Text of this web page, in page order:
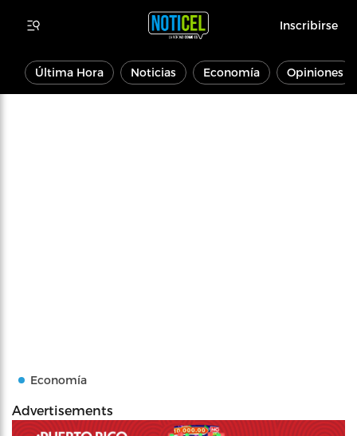
Inscribirse
Última Hora Noticias Economía Opiniones
Economía
Advertisements